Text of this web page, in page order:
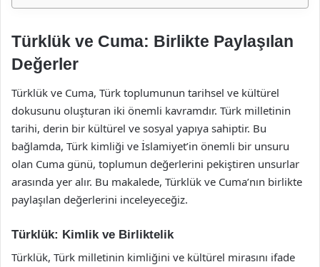
Türklük ve Cuma: Birlikte Paylaşılan
Değerler
Türklük ve Cuma, Türk toplumunun tarihsel ve kültürel
dokusunu oluşturan iki önemli kavramdır. Türk milletinin
tarihi, derin bir kültürel ve sosyal yapıya sahiptir. Bu
bağlamda, Türk kimliği ve İslamiyet’in önemli bir unsuru
olan Cuma günü, toplumun değerlerini pekiştiren unsurlar
arasında yer alır. Bu makalede, Türklük ve Cuma’nın birlikte
paylaşılan değerlerini inceleyeceğiz.
Türklük: Kimlik ve Birliktelik
Türklük, Türk milletinin kimliğini ve kültürel mirasını ifade